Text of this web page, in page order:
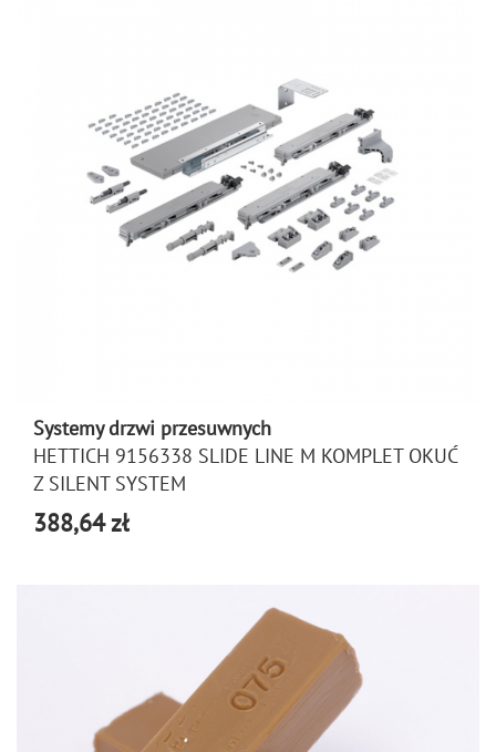
Systemy drzwi przesuwnych
HETTICH 9156338 SLIDE LINE M KOMPLET OKUĆ
Z SILENT SYSTEM
388,64 zł